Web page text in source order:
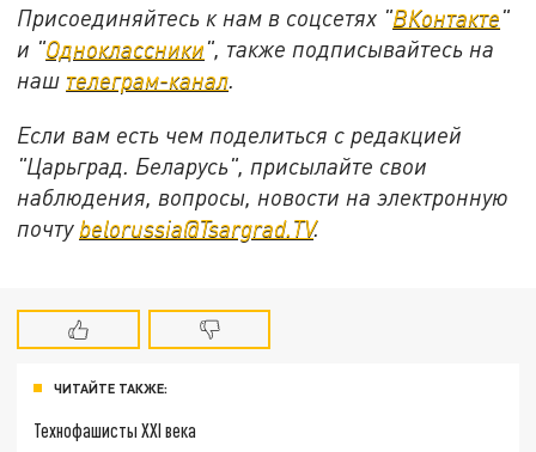
Присоединяйтесь к нам в соцсетях "ВКонтакте"
и "Одноклассники", также подписывайтесь на
наш телеграм-канал.
Если вам есть чем поделиться с редакцией
"Царьград. Беларусь", присылайте свои
наблюдения, вопросы, новости на электронную
почту belorussia@Tsargrad.TV.
ЧИТАЙТЕ ТАКЖЕ:
Технофашисты XXI века